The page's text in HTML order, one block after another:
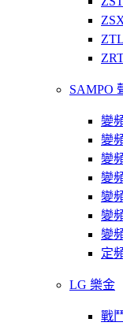
SAMPO
變
變
變
變
變
變
變
定
LG 樂金
戰